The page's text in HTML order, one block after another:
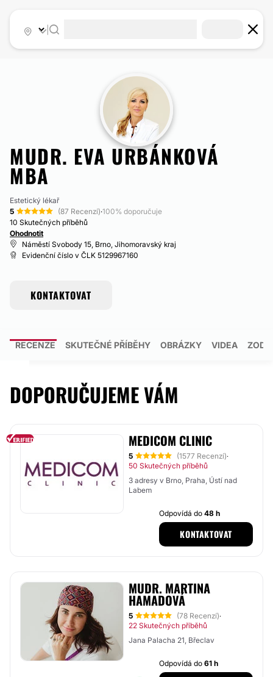
MUDR. EVA URBÁNKOVÁ
MBA
Estetický lékař
5
(87 Recenzí)·100% doporučuje
10 Skutečných příběhů
Ohodnotit
Náměstí Svobody 15, Brno, Jihomoravský kraj
Evidenční číslo v ČLK 5129967160
KONTAKTOVAT
RECENZE SKUTEČNÉ PŘÍBĚHY OBRÁZKY VIDEA
DOPORUČUJEME VÁM
MEDICOM CLINIC
5 (1577 Recenzí)·
50 Skutečných příběhů
3 adresy v Brno, Praha, Ústí nad
Labem
Odpovídá do48 h
KONTAKTOVAT
MUDR. MARTINA
HAMADOVÁ
5 (78 Recenzí)·
22 Skutečných příběhů
Jana Palacha 21, Břeclav
Odpovídá do61 h